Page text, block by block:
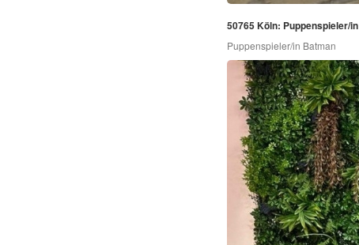
50765 Köln: Puppenspieler/in
Puppenspieler/in Batman